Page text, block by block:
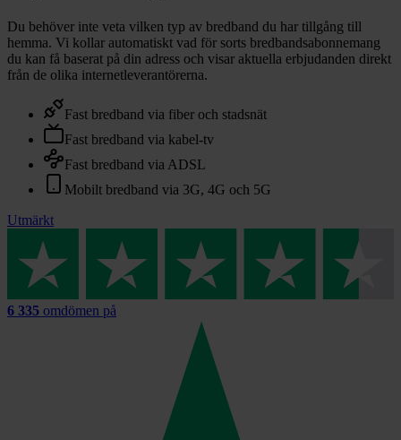
Du behöver inte veta vilken typ av bredband du har tillgång till
hemma. Vi kollar automatiskt vad för sorts bredbandsabonnemang
du kan få baserat på din adress och visar aktuella erbjudanden direkt
från de olika internetleverantörerna.
Fast bredband via fiber och stadsnät
Fast bredband via kabel-tv
Fast bredband via ADSL
Mobilt bredband via 3G, 4G och 5G
Utmärkt
6 335 omdömen på